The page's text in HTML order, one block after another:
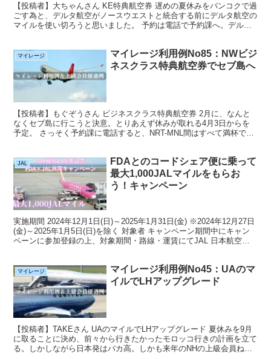
【投稿者】大ちゃんさん KE特典航空券 遅めの夏休みをバンコクで過
ごす為と、デルタ航空がノースウエストと統合する前にデルタ航空の
マイルを使い切ろうと思いました。 予約は電話で予約課へ。デルタ
マイレージ
マイレージ利用例No85：NWビジ
ネスクラス特典航空券でセブ島へ
【投稿者】もぐぞうさん ビジネスクラス特典航空券 2月に、なんと
なくセブ島に行こうと決意。とりあえず休みが取れる4月3日からを
予定。 さっそく予約課に電話すると、NRT-MNL間はすべて満杯で、
JAL
FDAとのコードシェア便に乗って
最大1,000JALマイルをもらお
う！キャンペーン
実施期間 2024年12月1日(日)～2025年1月31日(金) ※2024年12月27日
(金)～2025年1月5日(日)を除く 対象者 キャンペーン期間中にキャン
ペーンに参加登録の上、対象期間・路線・運賃にてJAL 日本航空の
マイレージ
マイレージ利用例No45：UAのマ
イルでLHアップグレード
【投稿者】TAKEさん UAのマイルでLHアップグレード 夏休みを9月
に取ることに決め、前々から行きたかったモロッコ行きの計画を立て
る。しかしながら日本発はバカ高。しかも来年のNHの上級会員ねら